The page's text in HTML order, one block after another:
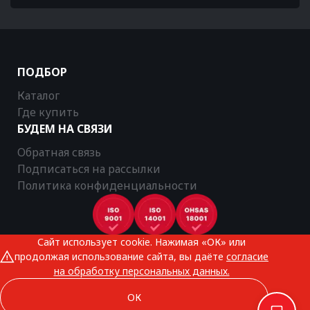
ПОДБОР
Каталог
Где купить
БУДЕМ НА СВЯЗИ
Обратная связь
Подписаться на рассылки
Политика конфиденциальности
CTR © 2025
Все права защищены
Сайт использует cookie. Нажимая «ОК» или
продолжая использование сайта, вы даёте согласие
на обработку персональных данных.
ОК